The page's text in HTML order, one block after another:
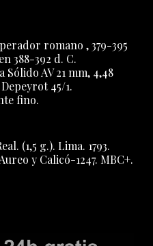
romano , 379-395
388-392 d. C.
AV 21 mm, 4,48
45/1.
fino.
(1,5 g.). Lima. 1793.
y Calicó-1247. MBC+.